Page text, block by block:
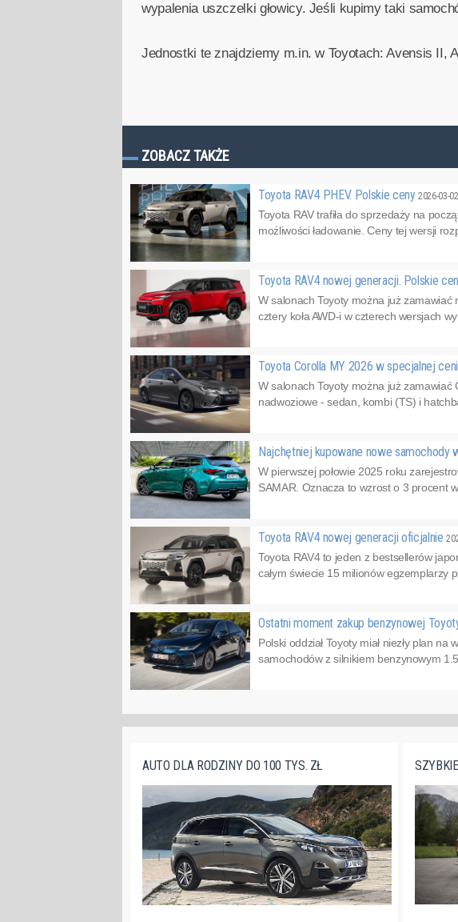
wypalenia uszczelki głowicy. Jeśli kupimy taki
Jednostki te znajdziemy m.in. w Toyotach: Avensis II,
ZOBACZ TAKŻE
Toyota RAV4 PHEV. Polskie ceny2026-03-02
Toyota RAV trafiła do sprzedaży na
możliwości ładowanie. Ceny tej wersji
Toyota RAV4 nowej generacji. Polskie
W salonach Toyoty można już
cztery koła AWD-i w czterech wersjach
Toyota Corolla MY 2026 w specjalnej
W salonach Toyoty można już zamawiać
nadwoziowe - sedan, kombi (TS) i
Najchętniej kupowane nowe samochody
W pierwszej połowie 2025 roku
SAMAR. Oznacza to wzrost o 3 procent
Toyota RAV4 nowej generacji oficjalnie
Toyota RAV4 to jeden z bestsellerów
całym świecie 15 milionów egzemplarzy
Ostatni moment zakup benzynowej
Polski oddział Toyoty miał niezły plan
samochodów z silnikiem benzynowym
AUTO DLA RODZINY DO 100 TYS. ZŁ